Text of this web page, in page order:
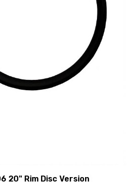
20" Rim Disc Version